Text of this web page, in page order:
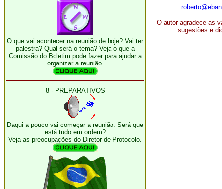
O que vai acontecer na reunião de hoje? Vai ter
palestra? Qual será o tema? Veja o que a
Comissão do Boletim pode fazer para ajudar a
organizar a reunião.
8 - PREPARATIVOS
Daqui a pouco vai começar a reunião. Será que
está tudo em ordem?
Veja as preocupações do Diretor de Protocolo.
O autor agradece as
sugestões e